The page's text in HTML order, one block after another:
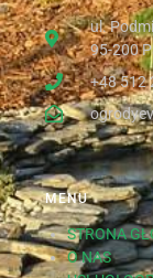
MENU
STRONA
O NAS
ul.
95-200
+48 512